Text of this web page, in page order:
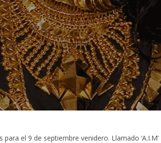
el 9 de septiembre venidero. Llamado ‘A.I.M’